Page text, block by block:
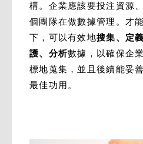
構。企業應該要投注資源
個團隊在做數據管理。才
下，可以有效地搜集、定
護、分析數據，以確保企
標地蒐集，並且後續能妥
最佳功用。